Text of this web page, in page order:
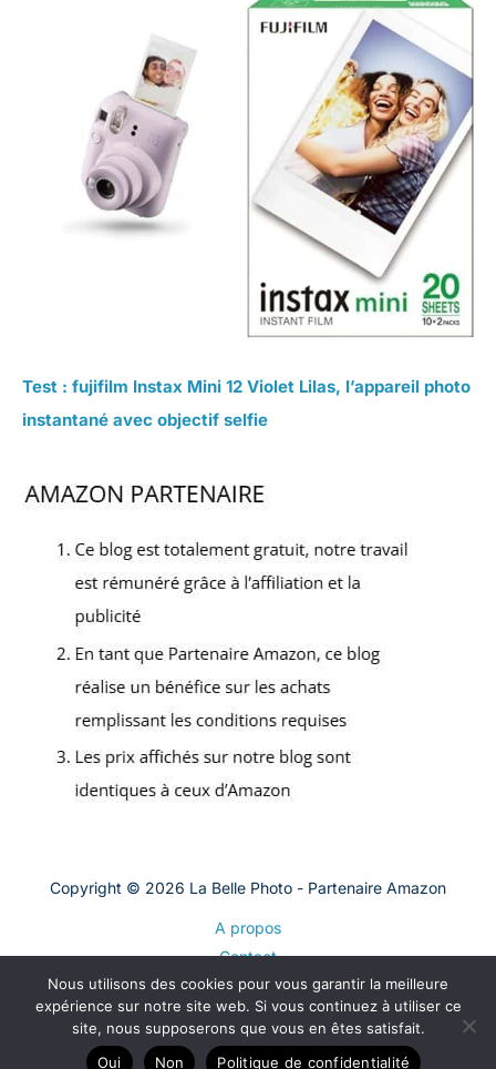
Test : fujifilm Instax Mini 12 Violet Lilas, l’appareil photo
instantané avec objectif selfie
Copyright © 2026 La Belle Photo - Partenaire Amazon
A propos
Contact
Plan du site
Mentions légales
Politique de confidentialité
Nous utilisons des cookies pour vous garantir la meilleure
expérience sur notre site web. Si vous continuez à utiliser ce
site, nous supposerons que vous en êtes satisfait.
Oui
Non Politique de confidentialité